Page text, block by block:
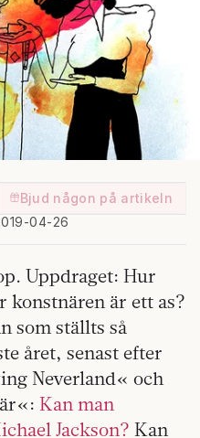
Bjud någon på artikeln
04-26
Uppdraget: Hur
är ett as?
som ställts så
året, senast efter
Neverland« och
Kan man
Jackson? Kan